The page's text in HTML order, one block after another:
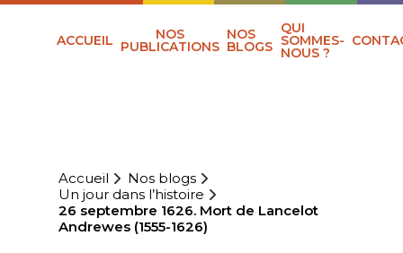
ACCUEIL NOS
PUBLICATIONS
NOS
BLOGS
QUI
SOMMES-
NOUS ?
Accueil
Nos blogs
Un jour dans l’histoire
26 septembre 1626. Mort de Lancelot
Andrewes (1555-1626)